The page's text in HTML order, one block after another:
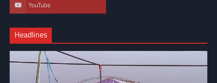
YouTube
Headlines